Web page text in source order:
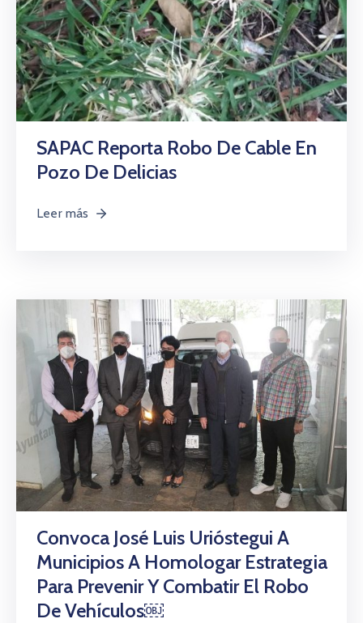
SAPAC Reporta Robo De Cable En
Pozo De Delicias
Leer más
Convoca José Luis Urióstegui A
Municipios A Homologar Estrategia
Para Prevenir Y Combatir El Robo
De Vehículos￼